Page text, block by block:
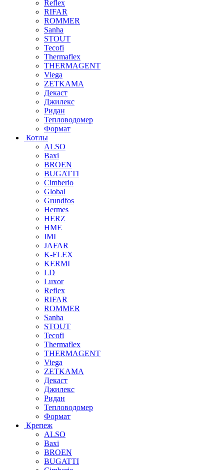
Reflex
RIFAR
ROMMER
Sanha
STOUT
Tecofi
Thermaflex
THERMAGENT
Viega
ZETKAMA
Декаст
Джилекс
Ридан
Тепловодомер
Формат
Котлы
ALSO
Baxi
BROEN
BUGATTI
Cimberio
Global
Grundfos
Hermes
HERZ
HME
IMI
JAFAR
K-FLEX
KERMI
LD
Luxor
Reflex
RIFAR
ROMMER
Sanha
STOUT
Tecofi
Thermaflex
THERMAGENT
Viega
ZETKAMA
Декаст
Джилекс
Ридан
Тепловодомер
Формат
Крепеж
ALSO
Baxi
BROEN
BUGATTI